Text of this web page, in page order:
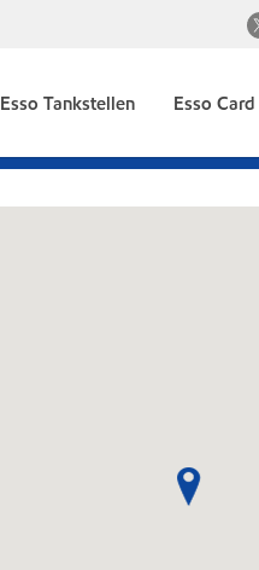
Esso Tankstellen Esso Card